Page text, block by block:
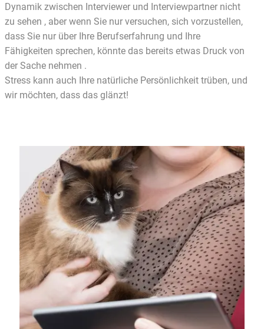
Dynamik zwischen Interviewer und Interviewpartner nicht
zu sehen , aber wenn Sie nur versuchen, sich vorzustellen,
dass Sie nur über Ihre Berufserfahrung und Ihre
Fähigkeiten sprechen, könnte das bereits etwas Druck von
der Sache nehmen .
Stress kann auch Ihre natürliche Persönlichkeit trüben, und
wir möchten, dass das glänzt!